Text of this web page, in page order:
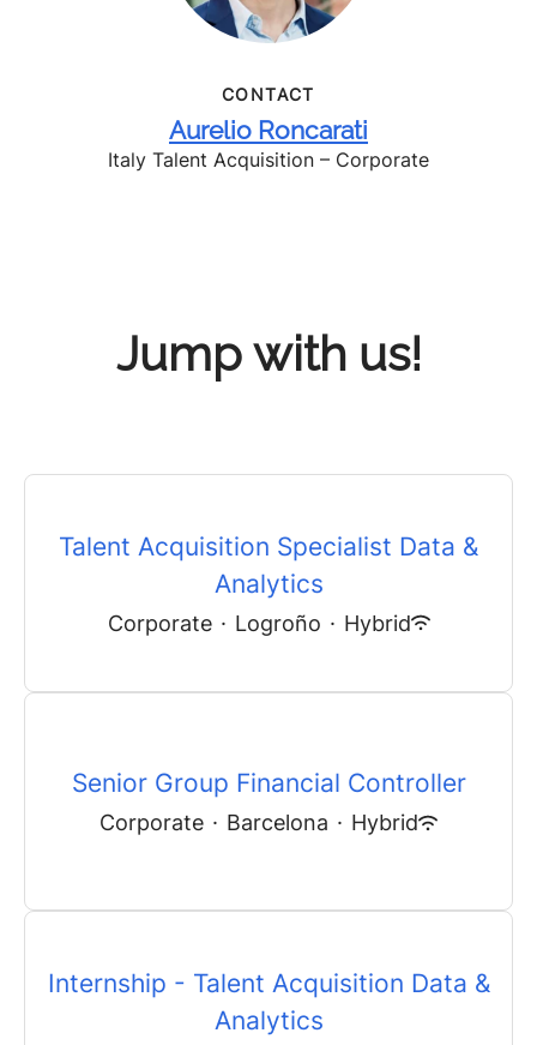
CONTACT
Aurelio Roncarati
Italy Talent Acquisition – Corporate
Jump with us!
Talent Acquisition Specialist Data &
Analytics
Corporate · Logroño · Hybrid
Senior Group Financial Controller
Corporate · Barcelona · Hybrid
Internship - Talent Acquisition Data &
Analytics